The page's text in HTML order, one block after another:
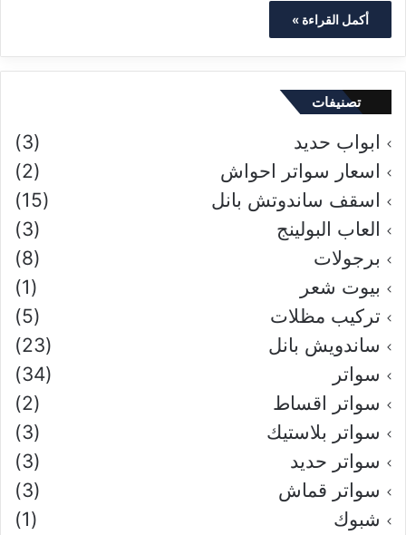
أكمل القراءة »
تصنيفات
ابواب حديد
(3)
اسعار سواتر احواش
(2)
اسقف ساندوتش بانل
(15)
العاب البولينج
(3)
برجولات
(8)
بيوت شعر
(1)
تركيب مظلات
(5)
ساندويش بانل
(23)
سواتر
(34)
سواتر اقساط
(2)
سواتر بلاستيك
(3)
سواتر حديد
(3)
سواتر قماش
(3)
شبوك
(1)